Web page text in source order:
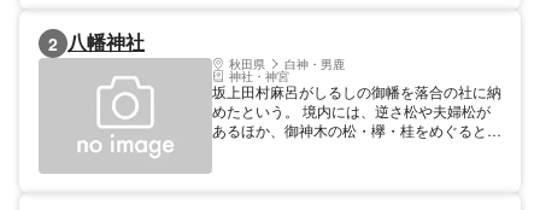
2 八幡神社
秋田県 白神・男鹿
神社・神宮
坂上田村麻呂がしるしの御幡を落合の社に納
めたという。 境内には、逆さ松や夫婦松が
あるほか、御神木の松・欅・桂をめぐると良